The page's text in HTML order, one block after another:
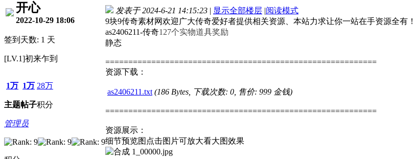
开心
2022-10-29 18:06
签到天数: 1 天
[LV.1]初来乍到
1万
主题
1万
帖子
28万
积分
管理员
发表于 2024-6-21 14:15:23 | 显示全部楼层 |阅读模式
9块9传奇素材网欢迎广大传奇爱好者提供相关资源、本站力求让你一站在手资源全有！
as2406211-传奇127个实物道具奖励
静态
===========================================================
资源下载：
as2406211.txt (186 Bytes, 下载次数: 0, 售价: 999 金钱)
===========================================================
资源展示：
细节预览图点击图片可放大看大图效果